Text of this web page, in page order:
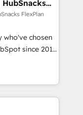
our bright
we
tell us
FlexPlan
who've chosen
since 2014
fixing existing
|